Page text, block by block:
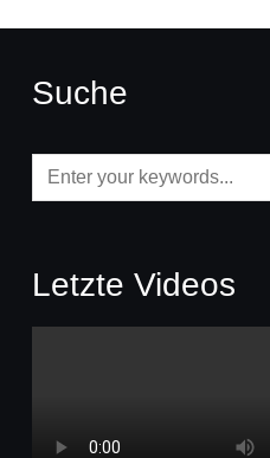
Suche
Letzte Videos